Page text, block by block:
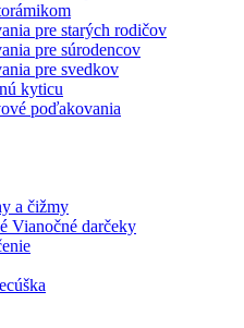
pre starých rodičov
pre súrodencov
pre svedkov
kyticu
poďakovania
a čižmy
Vianočné darčeky